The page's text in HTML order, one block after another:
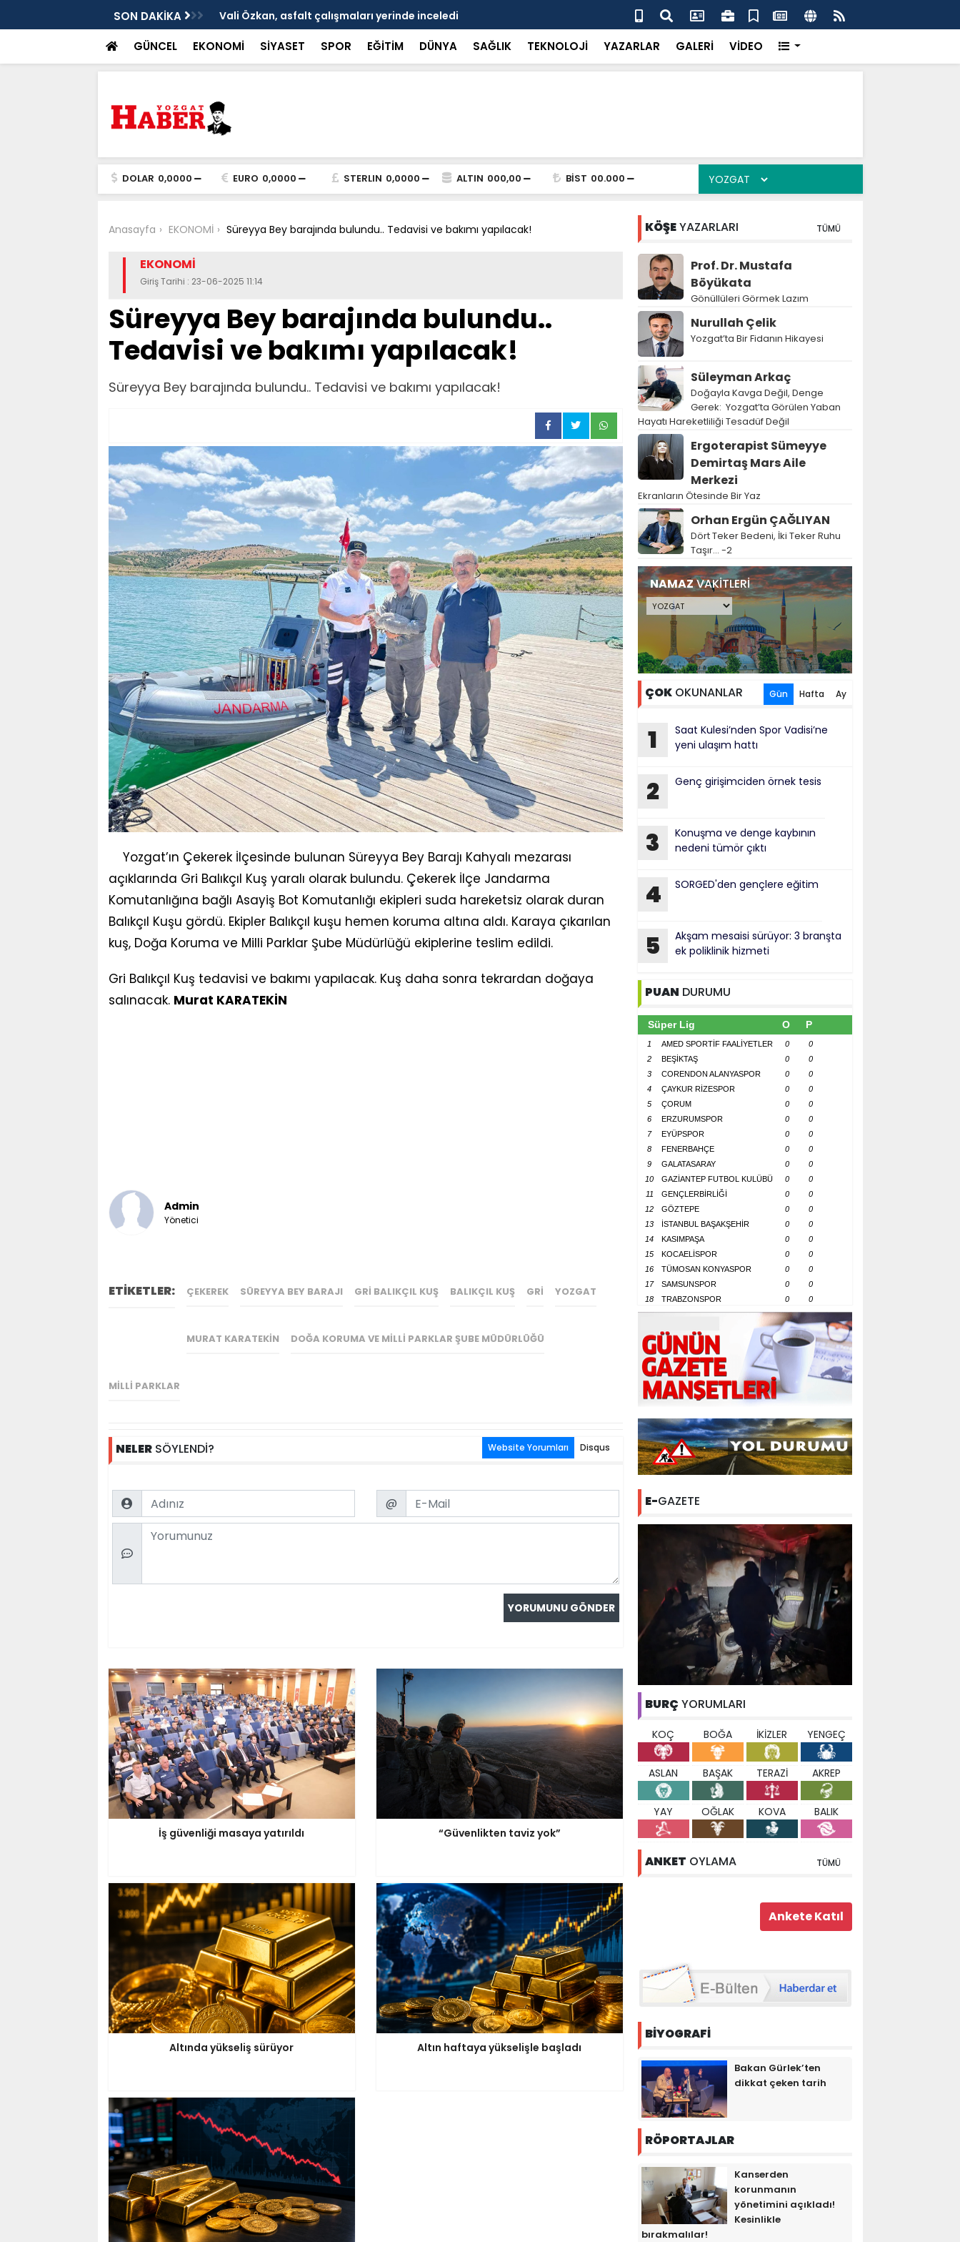
SON DAKİKA Vali Özkan, asfalt çalışmaları yerinde inceledi Bakan Gürlek’ten “Tek Çatı” mesajı
GÜNCEL EKONOMİ SİYASET SPOR EĞİTİM DÜNYA SAĞLIK TEKNOLOJİ YAZARLAR GALERİ VİDEO
DOLAR 0,0000 EURO 0,0000 STERLIN 0,0000 ALTIN 000,00 BİST 00.000
Anasayfa EKONOMİ Süreyya Bey barajında bulundu.. Tedavisi ve bakımı yapılacak!
EKONOMİ
Giriş Tarihi : 23-06-2025 11:14
Süreyya Bey barajında bulundu..
Tedavisi ve bakımı yapılacak!
Süreyya Bey barajında bulundu.. Tedavisi ve bakımı yapılacak!
Yozgat’ın Çekerek İlçesinde bulunan Süreyya Bey Barajı Kahyalı mezarası
açıklarında Gri Balıkçıl Kuş yaralı olarak bulundu. Çekerek İlçe Jandarma
Komutanlığına bağlı Asayiş Bot Komutanlığı ekipleri suda hareketsiz olarak duran
Balıkçıl Kuşu gördü. Ekipler Balıkçıl kuşu hemen koruma altına aldı. Karaya çıkarılan
kuş, Doğa Koruma ve Milli Parklar Şube Müdürlüğü ekiplerine teslim edildi.
Gri Balıkçıl Kuş tedavisi ve bakımı yapılacak. Kuş daha sonra tekrardan doğaya
salınacak. Murat KARATEKİN
Admin
Yönetici
ETİKETLER: ÇEKEREK SÜREYYA BEY BARAJI GRI BALIKÇIL KUŞ BALIKÇIL KUŞ GRI YOZGAT
MURAT KARATEKIN DOĞA KORUMA VE MILLI PARKLAR ŞUBE MÜDÜRLÜĞÜ
MILLI PARKLAR
NELERSÖYLENDİ? Website Yorumları Disqus
Name Email
@
Comment
İş güvenliği masaya yatırıldı “Güvenlikten taviz yok”
Altında yükseliş sürüyor Altın haftaya yükselişle başladı
KÖŞEYAZARLARI TÜMÜ
Prof. Dr. Mustafa
Böyükata
Gönüllüleri Görmek Lazım
Nurullah Çelik
Yozgat’ta Bir Fidanın Hikayesi
Süleyman Arkaç
Doğayla Kavga Değil, Denge
Gerek: Yozgat’ta Görülen Yaban
Hayatı Hareketliliği Tesadüf Değil
Ergoterapist Sümeyye
Demirtaş Mars Aile
Merkezi
Ekranların Ötesinde Bir Yaz
Orhan Ergün ÇAĞLIYAN
Dört Teker Bedeni, İki Teker Ruhu
Taşır… -2
NAMAZVAKİTLERİ
ÇOKOKUNANLAR Gün Hafta Ay
1
Saat Kulesi’nden Spor Vadisi’ne
yeni ulaşım hattı
2 Genç girişimciden örnek tesis
3
Konuşma ve denge kaybının
nedeni tümör çıktı
4 SORGED'den gençlere eğitim
5
Akşam mesaisi sürüyor: 3 branşta
ek poliklinik hizmeti
PUAN DURUMU
Süper Lig O P
1 AMED SPORTİF FAALİYETLER 0
0
2
BEŞİKTAŞ 0
0
3
CORENDON ALANYASPOR 0
0
4
ÇAYKUR RİZESPOR 0
0
5
ÇORUM 0
0
6
ERZURUMSPOR 0
0
7
EYÜPSPOR 0
0
8
FENERBAHÇE 0
0
9
GALATASARAY 0
0
10
GAZİANTEP FUTBOL KULÜBÜ 0
0
11
GENÇLERBİRLİĞİ 0
0
12
GÖZTEPE 0
0
13
İSTANBUL BAŞAKŞEHİR 0
0
14
KASIMPAŞA 0
0
15
KOCAELİSPOR 0
0
16
TÜMOSAN KONYASPOR 0
0
17
SAMSUNSPOR 0
0
18
TRABZONSPOR 0 0
E-GAZETE
BURÇ YORUMLARI
KOÇ BOĞA İKİZLER YENGEÇ
ASLAN BAŞAK TERAZİ AKREP
YAY OĞLAK KOVA BALIK
ANKET OYLAMA TÜMÜ
BİYOGRAFİ
Bakan Gürlek’ten
dikkat çeken tarih
RÖPORTAJLAR
Kanserden
korunmanın
yönetimini açıkladı!
Kesinlikle
bırakmalılar!